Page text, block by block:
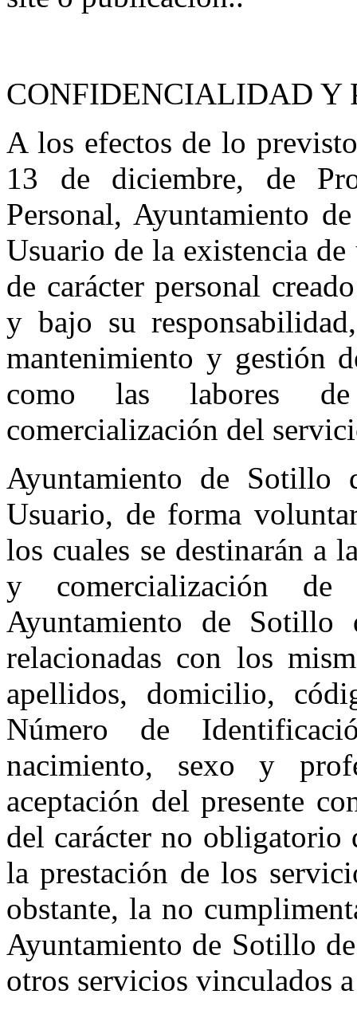
CONFIDENCIALIDAD Y
A los efectos de lo
13 de diciembre, de
Personal, Ayuntamiento
Usuario de la existencia
de carácter personal
y bajo su
mantenimiento y gestión
como las labores
comercialización del
Ayuntamiento de
Usuario, de forma
los cuales se destinarán a
y comercialización
Ayuntamiento de
relacionadas con los
apellidos, domicilio,
Número de
nacimiento, sexo y
aceptación del presente
del carácter no obligatorio
la prestación de los
obstante, la no
Ayuntamiento de Sotillo
otros servicios vinculados